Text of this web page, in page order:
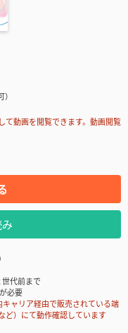
て動画を閲覧できます。動画閲覧
代前まで
必要
ャリア経由で販売されている端
ど）にて動作確認しています